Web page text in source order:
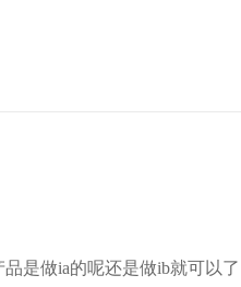
是做ia的呢还是做ib就可以